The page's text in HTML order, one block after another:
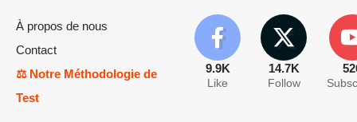
À propos de nous
Contact
⚖️ Notre Méthodologie de
Test
9.9K
Like
14.7K
Follow